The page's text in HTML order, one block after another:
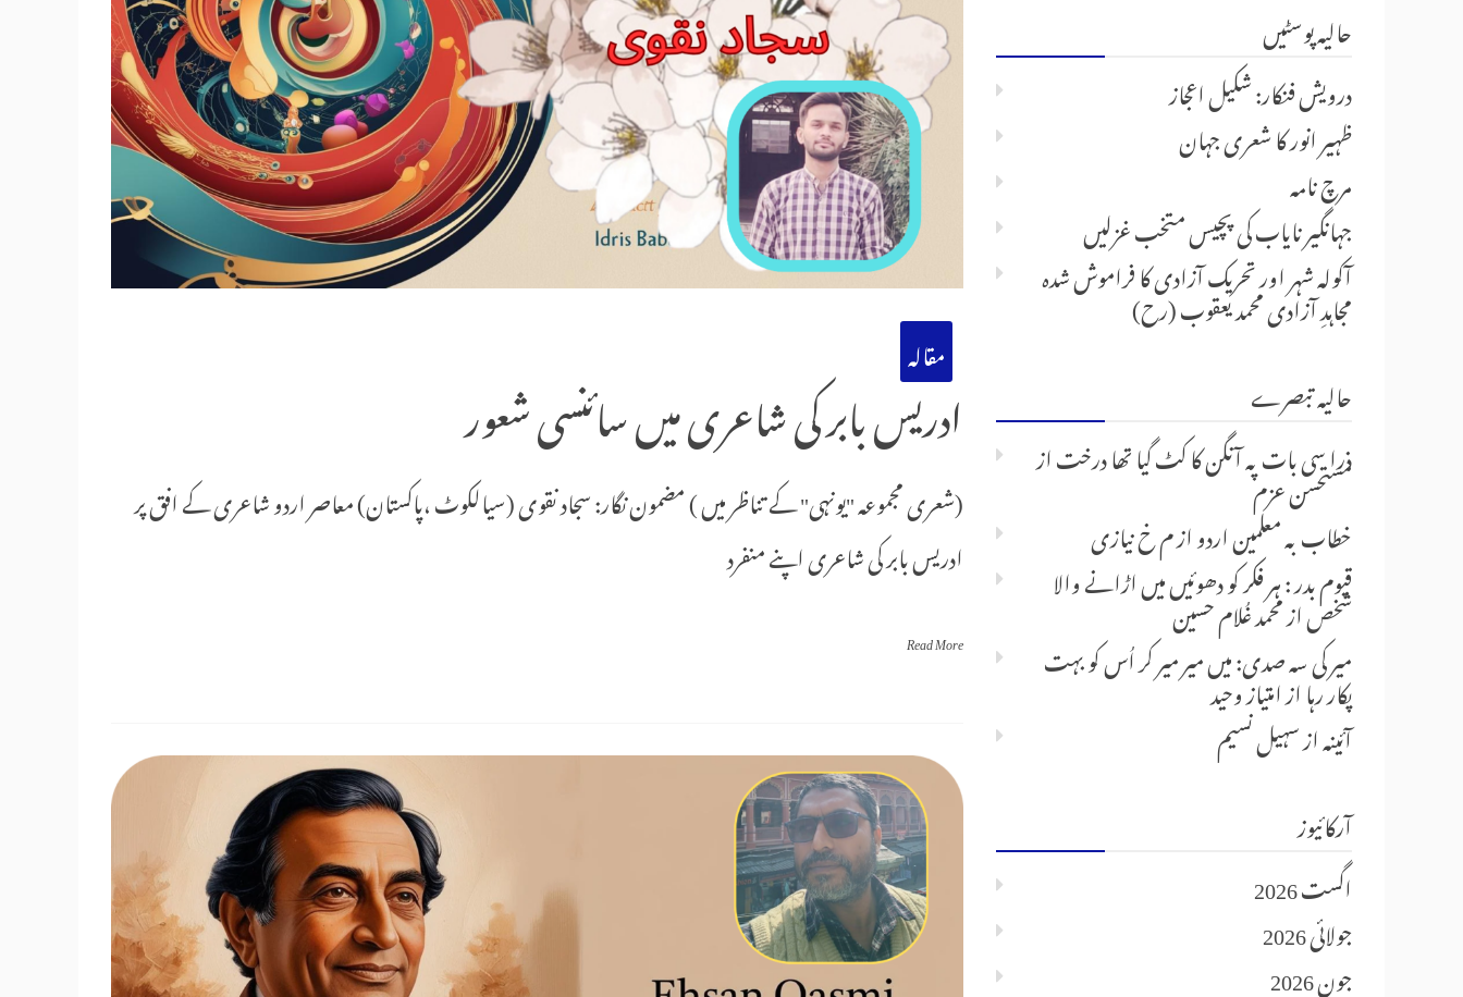
مقالہ
ادریس بابر کی شاعری میں سائنسی شعور
(شعری مجموعہ "یونہی" کے تناظر میں ) مضمون نگار: سجاد نقوی (سیالکوٹ ،پاکستان) معاصر اردو شاعری کے افق پر
ادریس بابر کی شاعری اپنے منفرد
Read More
برائے:
حالیہ پوسٹیں
درویش فنکار: شکیل اعجاز
ظہیر انور کا شعری جہان
مرچ نامہ
جہانگیر نایاب کی پچیس متخب غزلیں
آکولہ شہر اور تحریک آزادی کا فراموش شدہ
مجاہدِ آزادی محمد یعقوب (رح)
حالیہ تبصرے
ذرا سی بات پہ آنگن کا کٹ گیا تھا درختاز
مستحسن عزم
خطاب بہ معلمین اردوازم خ نیازی
قیوم بدر : ہر فکر کو دھوئیں میں اڑانے والا
شخصازمحمد غُلام حسین
میر کی سہ صدی: میں میر میر کر اُس کو بہت
پکار رہاازامتیاز وحید
آئینہازسہیل نسیم
آرکائیوز
اگست 2026
جولائی 2026
جون 2026